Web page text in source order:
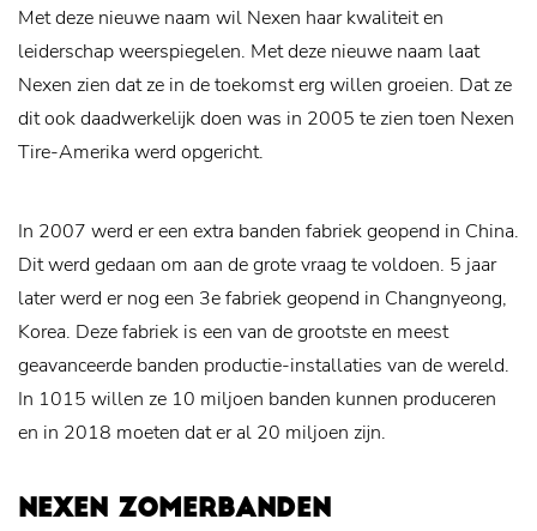
Met deze nieuwe naam wil Nexen haar kwaliteit en
leiderschap weerspiegelen. Met deze nieuwe naam laat
Nexen zien dat ze in de toekomst erg willen groeien. Dat ze
dit ook daadwerkelijk doen was in 2005 te zien toen Nexen
Tire-Amerika werd opgericht.
In 2007 werd er een extra banden fabriek geopend in China.
Dit werd gedaan om aan de grote vraag te voldoen. 5 jaar
later werd er nog een 3e fabriek geopend in Changnyeong,
Korea. Deze fabriek is een van de grootste en meest
geavanceerde banden productie-installaties van de wereld.
In 1015 willen ze 10 miljoen banden kunnen produceren
en in 2018 moeten dat er al 20 miljoen zijn.
NEXEN ZOMERBANDEN